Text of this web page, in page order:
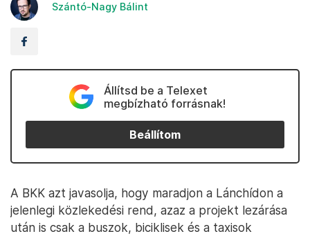
Szántó-Nagy Bálint
Állítsd be a Telexet
megbízható forrásnak!
Beállítom
A BKK azt javasolja, hogy maradjon a Lánchídon a
jelenlegi közlekedési rend, azaz a projekt lezárása
után is csak a buszok, biciklisek és a taxisok